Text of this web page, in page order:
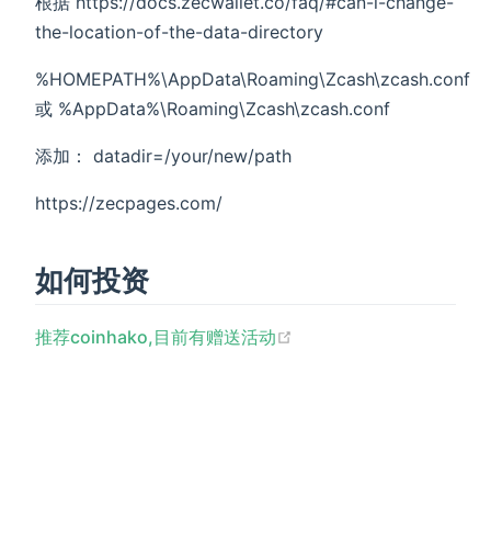
the-location-of-the-data-directory
%HOMEPATH%\AppData\Roaming\Zcash\zcash.conf
或 %AppData%\Roaming\Zcash\zcash.conf
添加： datadir=/your/new/path
https://zecpages.com/
如何投资
推荐coinhako,目前有赠送活动